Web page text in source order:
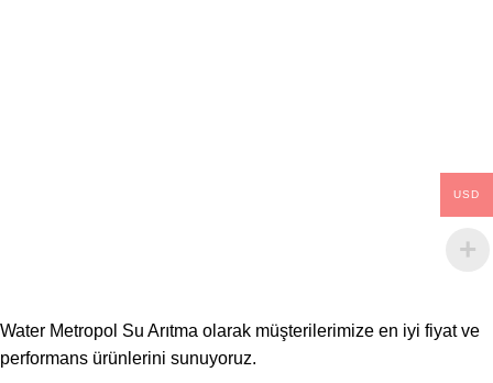
Water Metropol Su Arıtma olarak müşterilerimize en iyi fiyat ve
performans ürünlerini sunuyoruz.
USD